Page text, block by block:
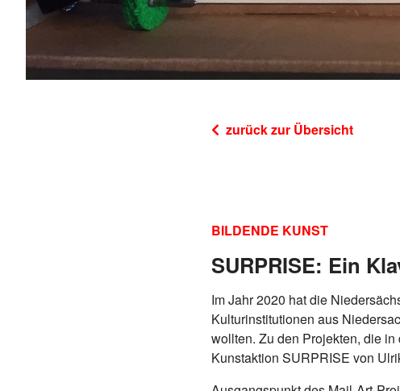
zurück zur Übersicht
BILDENDE KUNST
SURPRISE: Ein
Im Jahr 2020 hat die
Kulturinstitutionen aus
wollten. Zu den Projekten, die
Kunstaktion SURPRISE von